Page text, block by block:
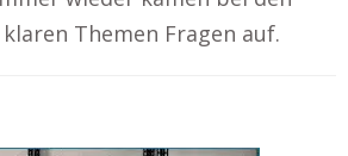
Themen Fragen auf.